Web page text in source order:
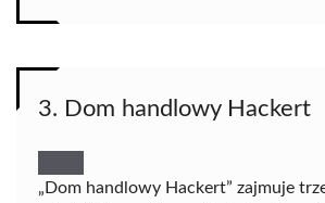
3. Dom handlowy Hackert
„Dom handlowy Hackert” zajmuje